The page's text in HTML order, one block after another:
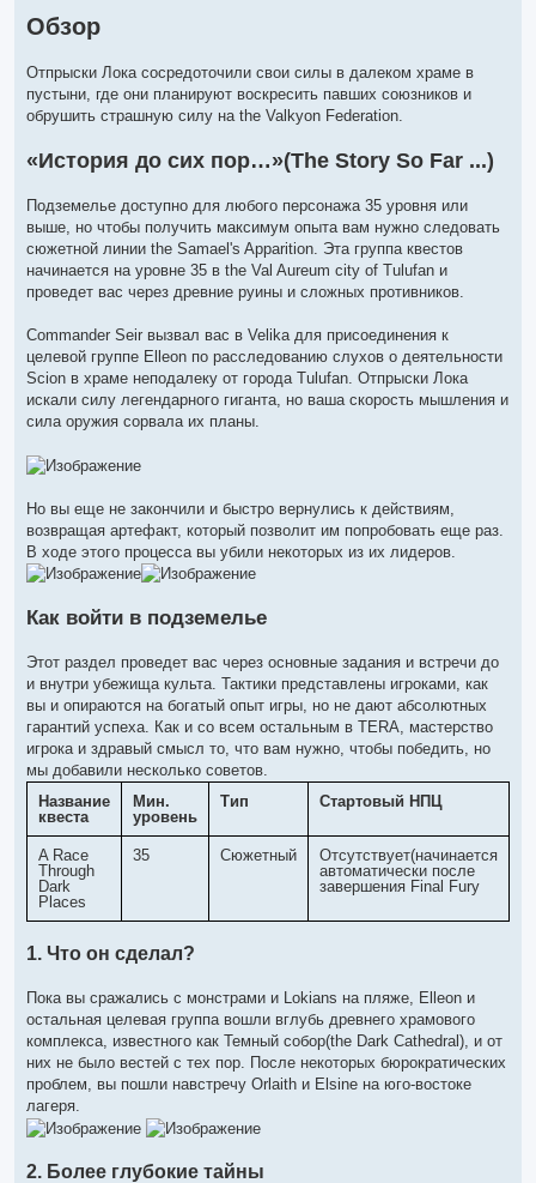
о
е
о
б
е
е
Обзор
Отпрыски Лока сосредоточили свои силы в далеком храме в
пустыни, где они планируют воскресить павших союзников и
обрушить страшную силу на the Valkyon Federation.
«История до сих пор…»(The Story So Far ...)
Подземелье доступно для любого персонажа 35 уровня или
выше, но чтобы получить максимум опыта вам нужно следовать
сюжетной линии the Samael's Apparition. Эта группа квестов
начинается на уровне 35 в the Val Aureum city of Tulufan и
проведет вас через древние руины и сложных противников.
Commander Seir вызвал вас в Velika для присоединения к
целевой группе Elleon по расследованию слухов о деятельности
Scion в храме неподалеку от города Tulufan. Отпрыски Лока
искали силу легендарного гиганта, но ваша скорость мышления и
сила оружия сорвала их планы.
Но вы еще не закончили и быстро вернулись к действиям,
возвращая артефакт, который позволит им попробовать еще раз.
В ходе этого процесса вы убили некоторых из их лидеров.
Как войти в подземелье
Этот раздел проведет вас через основные задания и встречи до
и внутри убежища культа. Тактики представлены игроками, как
вы и опираются на богатый опыт игры, но не дают абсолютных
гарантий успеха. Как и со всем остальным в TERA, мастерство
игрока и здравый смысл то, что вам нужно, чтобы победить, но
мы добавили несколько советов.
Название
квеста
Мин.
уровень
Тип Стартовый НПЦ
A Race
Through
Dark
Places
35 Сюжетный
Отсутствует(начинается
автоматически после
завершения Final Fury
1. Что он сделал?
Пока вы сражались с монстрами и Lokians на пляже, Elleon и
остальная целевая группа вошли вглубь древнего храмового
комплекса, известного как Темный собор(the Dark Cathedral), и от
них не было вестей с тех пор. После некоторых бюрократических
проблем, вы пошли навстречу Orlaith и Elsine на юго-востоке
лагеря.
2. Более глубокие тайны